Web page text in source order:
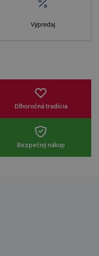
Výpredaj
Dlhoročná tradícia
Bezpečný nákup